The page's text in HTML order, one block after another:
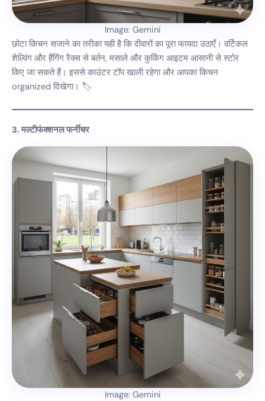
Image: Gemini
छोटा किचन सजाने का तरीका यही है कि दीवारों का पूरा फायदा उठाएँ। वर्टिकल
शेल्विंग और हैंगिंग रैक्स से बर्तन, मसाले और कुकिंग आइटम आसानी से स्टोर
किए जा सकते हैं। इससे काउंटर टॉप खाली रहेगा और आपका किचन
organized दिखेगा। 🏷️
3. मल्टीफंक्शनल फर्नीचर
Image: Gemini